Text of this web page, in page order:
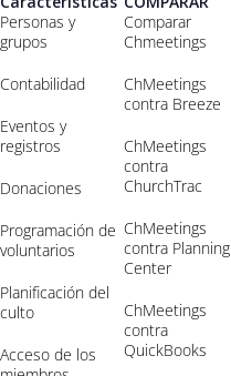
Personas y
grupos
Contabilidad
Eventos y
registros
Donaciones
Programación de
voluntarios
Planificación del
culto
Acceso de los
Comparar
Chmeetings
ChMeetings
contra Breeze
ChMeetings
contra
ChurchTrac
ChMeetings
contra Planning
Center
ChMeetings
contra
QuickBooks